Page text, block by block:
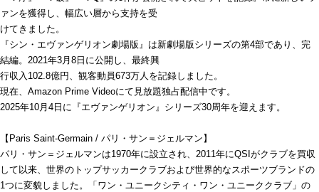
ァンを獲得し、幅広い層から支持を受
けてきました。
『シン・エヴァンゲリオン劇場版』は新劇場版シリーズの第4部であり、完
結編。2021年3月8日に公開し、最終興
行収入102.8億円、観客動員673万人を記録しました。
現在、Amazon Prime Videoにて見放題独占配信中です。
2025年10月4日に『エヴァンゲリオン』シリーズ30周年を迎えます。
【Paris Saint-Germain / パリ・サン＝ジェルマン】
パリ・サン＝ジェルマンは1970年に設立され、2011年にQSIがクラブを買収
して以来、世界のトップサッカークラブおよび世界的なスポーツブランドの
1つに変貌しました。「ワン・ユニークシティ・ワン・ユニーククラブ」の